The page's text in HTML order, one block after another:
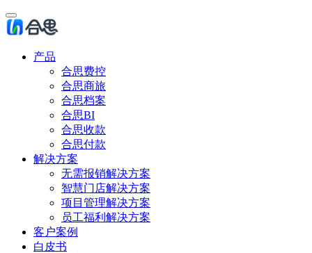
产品
合思费控
合思商旅
合思档案
合思BI
合思收款
合思付款
解决方案
无需报销解决方案
智慧门店解决方案
项目管理解决方案
员工福利解决方案
客户案例
白皮书